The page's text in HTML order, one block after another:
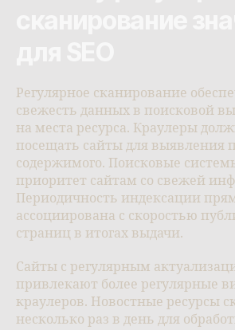
Регулярное сканирование
свежесть данных в поисковой
на места ресурса. Краулеры
посещать сайты для выявления
содержимого. Поисковые
приоритет сайтам со свежей
Периодичность индексации
ассоциирована с скоростью
страниц в итогах выдачи.
Сайты с регулярным
привлекают более регулярные
краулеров. Новостные ресурсы
несколько раз в день для